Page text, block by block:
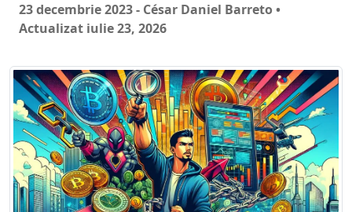
23 decembrie 2023 - César Daniel Barreto•
Actualizat iulie 23, 2026